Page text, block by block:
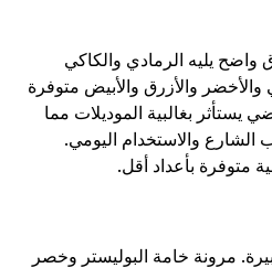
واضح يليه الرمادي والكاكي
والأخضر والأزرق والأبيض متوفرة
يستأثر بغالبية الموديلات مما
والاستخدام اليومي.
متوفرة بأعداد أقل.
مرونة خامة البوليستر وخصر